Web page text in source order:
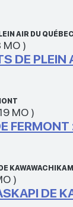
AIR DU QUÉBEC
MO )
DE
MO )
)
DE